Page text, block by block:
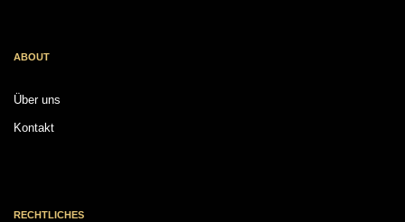
ABOUT
Über uns
Kontakt
RECHTLICHES